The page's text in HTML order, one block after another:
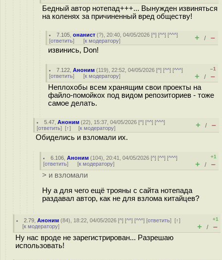
Бедный автор нотепад+++... Вынужден извиняться
на коленях за причиненный вред обществу!
7.105 ,онанист (?), 20:40, 04/05/2026 [^] [^^] [^^^]
[ответить] [к модератору] + / –
извинись, Don!
7.122 ,Аноним (119), 22:52, 04/05/2026 [^] [^^] [^^^]
[ответить] [к модератору]
–1
+ / –
Неплохобы всем хранящим свои проекты на
файло-помойкох под видом репозиториев - тоже
самое делать.
5.47 ,Аноним (22), 15:37, 04/05/2026 [^] [^^] [^^^]
[ответить] [↑] [к модератору] + / –
Обиделись и взломали их.
6.106 ,Аноним (104), 20:41, 04/05/2026 [^] [^^] [^^^]
[ответить] [к модератору]
+1
+ / –
> и взломали
Ну а для чего ещё трояны с сайта нотепада
раздавал автор, как не для взлома китайцев?
2.79 ,Аноним (84), 18:22, 04/05/2026 [^] [^^] [^^^] [ответить][↑]
[к модератору]
+1
+ / –
Ну нас вроде не зарегистрирован... Разрешаю
использовать!